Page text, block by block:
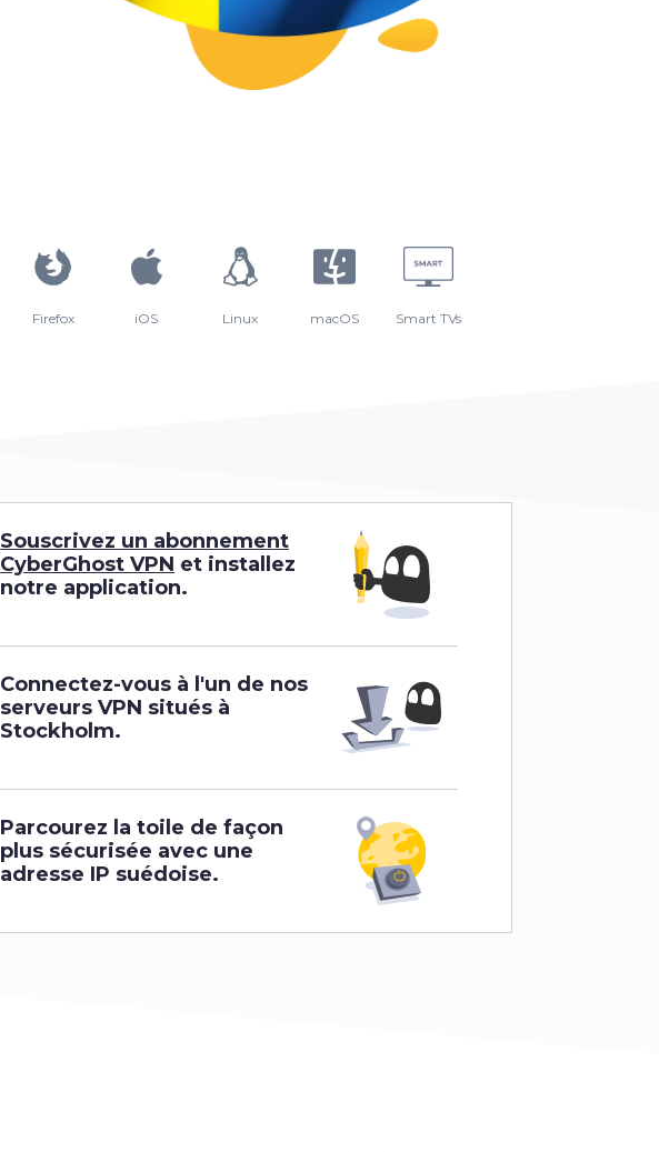
Firefox iOS Linux macOS Smart TVs
Souscrivez un abonnement
CyberGhost VPN et installez
notre application.
Connectez-vous à l'un de nos
serveurs VPN situés à
Stockholm.
Parcourez la toile de façon
plus sécurisée avec une
adresse IP suédoise.